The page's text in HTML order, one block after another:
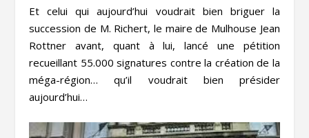
Et celui qui aujourd’hui voudrait bien briguer la
succession de M. Richert, le maire de Mulhouse Jean
Rottner avant, quant à lui, lancé une pétition
recueillant 55.000 signatures contre la création de la
méga-région… qu’il voudrait bien présider
aujourd’hui…